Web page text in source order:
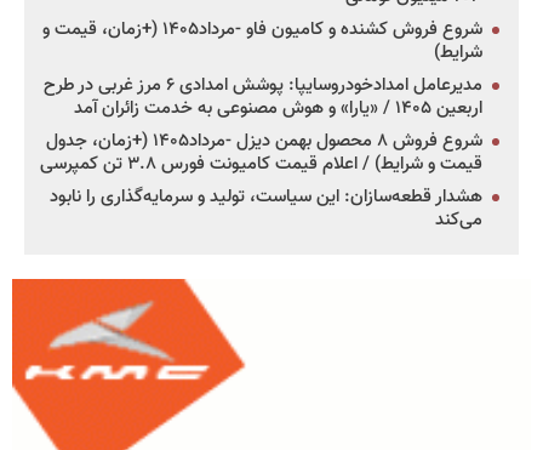
شروع فروش کشنده و کامیون فاو -مرداد۱۴۰۵ (+زمان، قیمت و
شرایط)
مدیرعامل امدادخودروسایپا: پوشش امدادی ۶ مرز غربی در طرح
اربعین ۱۴۰۵ / «یارا» و هوش مصنوعی به خدمت زائران آمد
شروع فروش ۸ محصول بهمن دیزل -مرداد۱۴۰۵ (+زمان، جدول
قیمت و شرایط) / اعلام قیمت کامیونت فورس ۳.۸ تن کمپرسی
هشدار قطعه‌سازان: این سیاست، تولید و سرمایه‌گذاری را نابود
می‌کند